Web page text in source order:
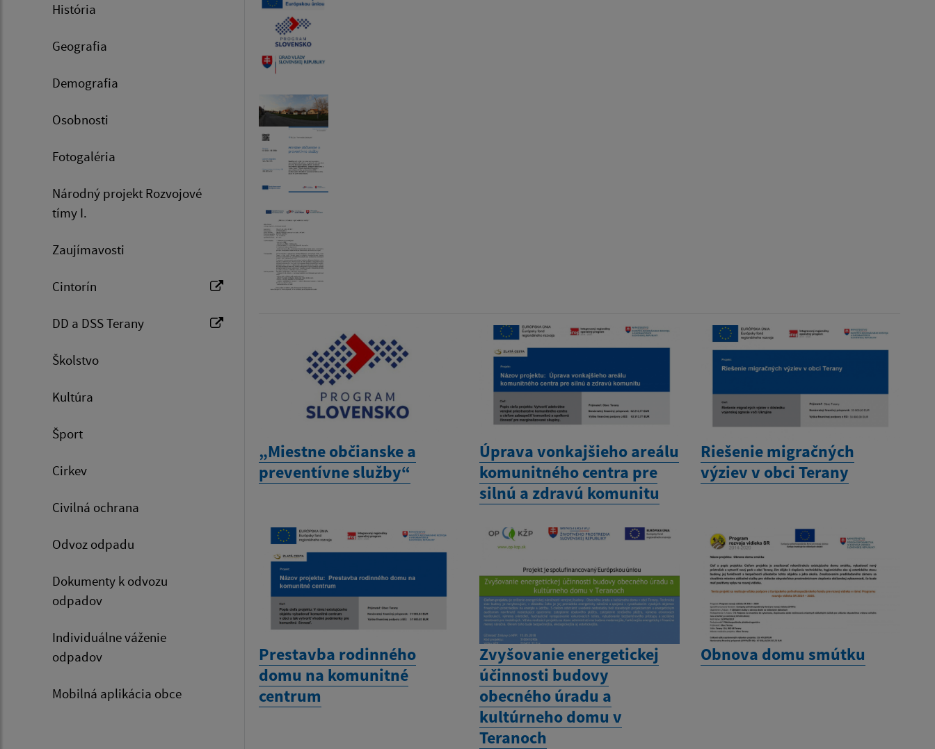
História
Geografia
Demografia
Osobnosti
Fotogaléria
Národný projekt Rozvojové
tímy I.
Zaujímavosti
Cintorín
DD a DSS Terany
Školstvo
Kultúra
Šport
Cirkev
Civilná ochrana
Odvoz odpadu
Dokumenty k odvozu
odpadov
Individuálne váženie
odpadov
Mobilná aplikácia obce
„Miestne občianske a
preventívne služby“
Úprava vonkajšieho areálu
komunitného centra pre
silnú a zdravú komunitu
Riešenie migračných
výziev v obci Terany
Prestavba rodinného
domu na komunitné
centrum
Zvyšovanie energetickej
účinnosti budovy
obecného úradu a
kultúrneho domu v
Teranoch
Obnova domu smútku